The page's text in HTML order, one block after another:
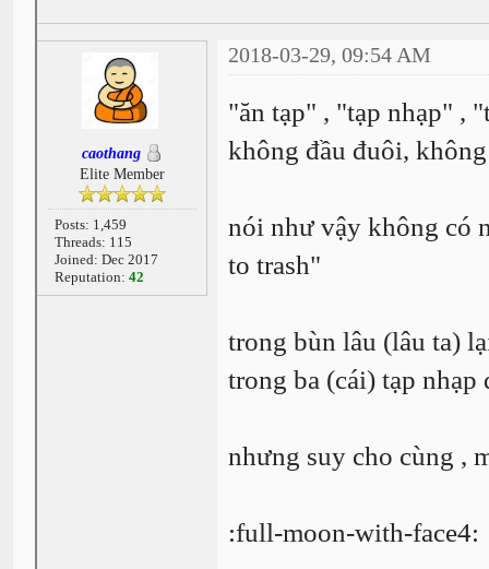
caothang
Elite Member
Posts: 1,459
Threads: 115
Joined: Dec 2017
Reputation: 42
2018-03-29, 09:54 AM
"ăn tạp" , "tạp nhạp" ,
không đầu đuôi,
nói như vậy không có
to trash"
trong bùn lâu (lâu ta)
trong ba (cái) tạp
nhưng suy cho cùng ,
:full-moon-with-face4: